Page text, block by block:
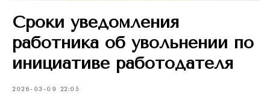
Сроки уведомления
работника об увольнении по
инициативе работодателя
2026-03-09 22:05